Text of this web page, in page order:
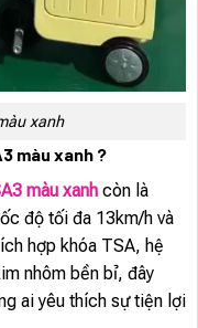
xanh
màu xanh ?
màu xanh còn là
độ tối đa 13km/h và
hợp khóa TSA, hệ
nhôm bền bỉ, đây
ai yêu thích sự tiện lợi